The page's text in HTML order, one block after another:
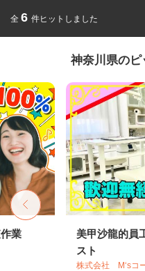
全 6 件ヒットしました
神奈川県のピ
業
美甲沙龍的員
スト
株式会社 M‘sコ